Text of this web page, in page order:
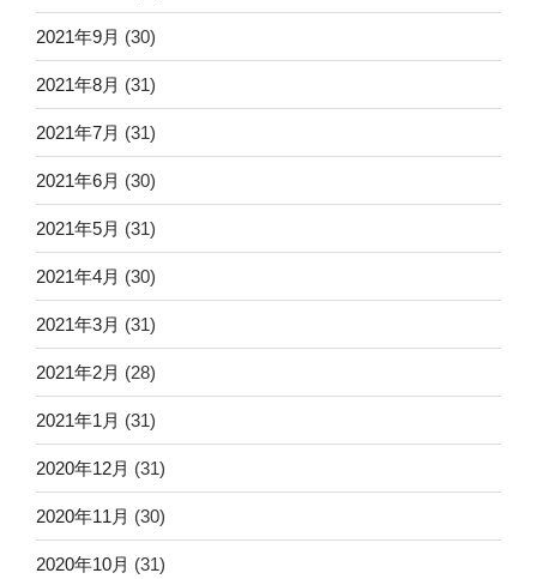
2021年9月 (30)
2021年8月 (31)
2021年7月 (31)
2021年6月 (30)
2021年5月 (31)
2021年4月 (30)
2021年3月 (31)
2021年2月 (28)
2021年1月 (31)
2020年12月 (31)
2020年11月 (30)
2020年10月 (31)